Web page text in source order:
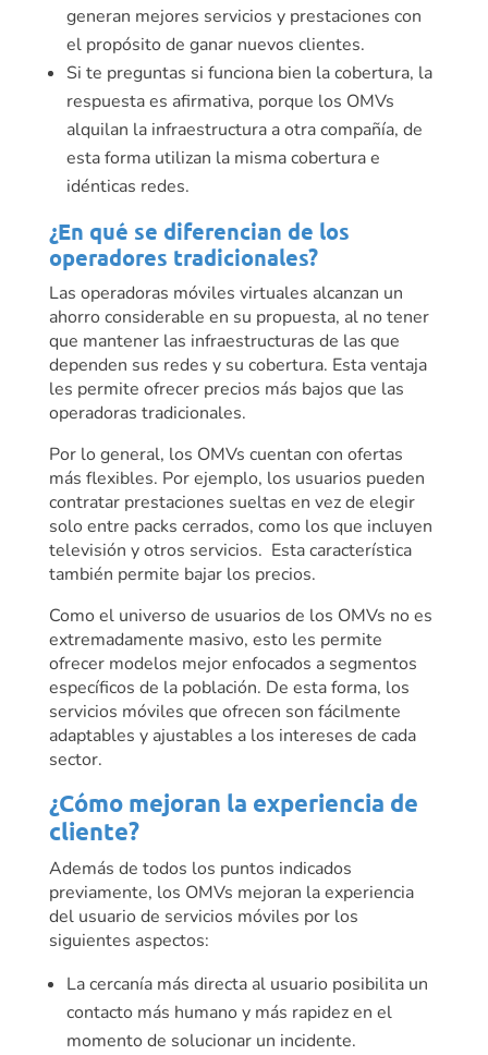
generan mejores servicios y prestaciones con
el propósito de ganar nuevos clientes.
Si te preguntas si funciona bien la cobertura, la
respuesta es afirmativa, porque los OMVs
alquilan la infraestructura a otra compañía, de
esta forma utilizan la misma cobertura e
idénticas redes.
¿En qué se diferencian de los
operadores tradicionales?
Las operadoras móviles virtuales alcanzan un
ahorro considerable en su propuesta, al no tener
que mantener las infraestructuras de las que
dependen sus redes y su cobertura. Esta ventaja
les permite ofrecer precios más bajos que las
operadoras tradicionales.
Por lo general, los OMVs cuentan con ofertas
más flexibles. Por ejemplo, los usuarios pueden
contratar prestaciones sueltas en vez de elegir
solo entre packs cerrados, como los que incluyen
televisión y otros servicios. Esta característica
también permite bajar los precios.
Como el universo de usuarios de los OMVs no es
extremadamente masivo, esto les permite
ofrecer modelos mejor enfocados a segmentos
específicos de la población. De esta forma, los
servicios móviles que ofrecen son fácilmente
adaptables y ajustables a los intereses de cada
sector.
¿Cómo mejoran la experiencia de
cliente?
Además de todos los puntos indicados
previamente, los OMVs mejoran la experiencia
del usuario de servicios móviles por los
siguientes aspectos:
La cercanía más directa al usuario posibilita un
contacto más humano y más rapidez en el
momento de solucionar un incidente.